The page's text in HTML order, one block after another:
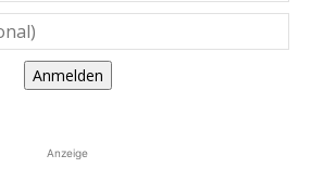
Anmelden
Anzeige